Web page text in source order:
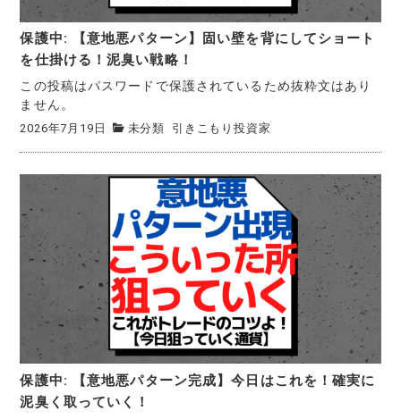
保護中: 【意地悪パターン】固い壁を背にしてショート
を仕掛ける！泥臭い戦略！
この投稿はパスワードで保護されているため抜粋文はあり
ません。
2026年7月19日 未分類 引きこもり投資家
保護中: 【意地悪パターン完成】今日はこれを！確実に
泥臭く取っていく！